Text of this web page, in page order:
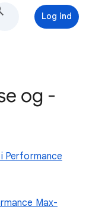
Log ind
og -
Performance
Max-